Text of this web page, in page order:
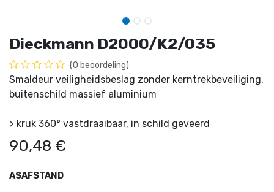
Dieckmann D2000/K2/035
(0 beoordeling)
Smaldeur veiligheidsbeslag zonder kerntrekbeveiliging,
buitenschild massief aluminium
> kruk 360° vastdraaibaar, in schild geveerd
90,48 €
ASAFSTAND